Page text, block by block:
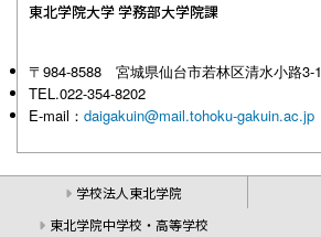
東北学院大学 学務部大学院課
〒984-8588 宮城県仙台市若林区清水小路3-1
TEL.022-354-8202
E-mail： daigakuin@mail.tohoku-gakuin.ac.jp
学校法人東北学院
東北学院中学校・高等学校